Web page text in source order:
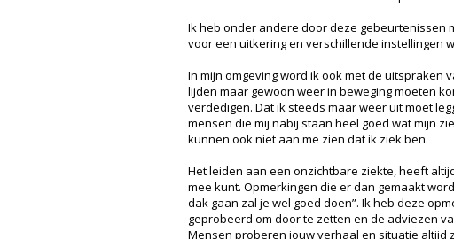
Ik heb onder andere door deze gebeurtenissen
voor een uitkering en verschillende instellingen
In mijn omgeving word ik ook met de uitspraken
lijden maar gewoon weer in beweging moeten
verdedigen. Dat ik steeds maar weer uit moet
mensen die mij nabij staan heel goed wat mijn
kunnen ook niet aan me zien dat ik ziek ben.
Het leiden aan een onzichtbare ziekte, heeft
mee kunt. Opmerkingen die er dan gemaakt
dak gaan zal je wel goed doen”. Ik heb deze
geprobeerd om door te zetten en de adviezen
Mensen proberen jouw verhaal en situatie altijd